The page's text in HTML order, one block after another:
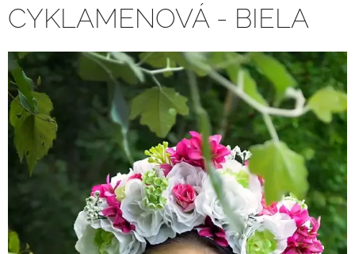
CYKLAMENOVÁ - BIELA